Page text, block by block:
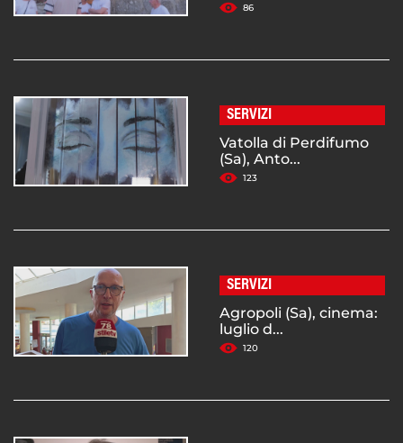
86
SERVIZI
Vatolla di Perdifumo
(Sa), Anto...
123
SERVIZI
Agropoli (Sa), cinema:
luglio d...
120